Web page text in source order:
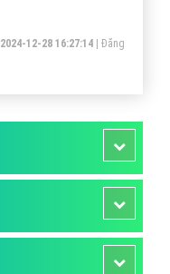
2024-12-28 16:27:14|Đăng